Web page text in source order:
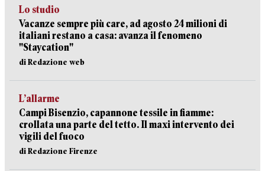
Lo studio
Vacanze sempre più care, ad agosto 24 milioni di
italiani restano a casa: avanza il fenomeno
"Staycation"
di Redazione web
L’allarme
Campi Bisenzio, capannone tessile in fiamme:
crollata una parte del tetto. Il maxi intervento dei
vigili del fuoco
di Redazione Firenze